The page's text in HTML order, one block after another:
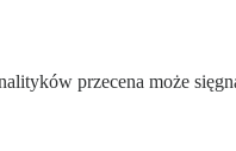
przecena może